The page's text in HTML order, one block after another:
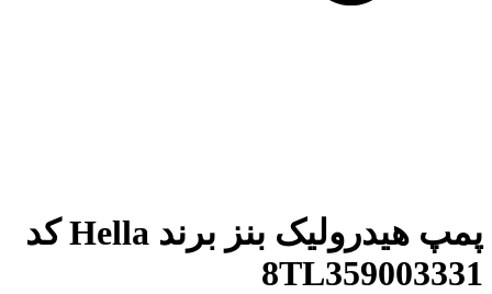
پمپ هیدرولیک بنز برند Hella کد
8TL359003331